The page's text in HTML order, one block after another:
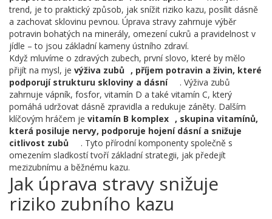
trend, je to praktický způsob, jak snížit riziko kazu, posílit dásně
a zachovat sklovinu pevnou. Úprava stravy zahrnuje výběr
potravin bohatých na minerály, omezení cukrů a pravidelnost v
jídle – to jsou základní kameny ústního zdraví.
Když mluvíme o zdravých zubech, první slovo, které by mělo
přijít na mysl, je výživa zubů , příjem potravin a živin, které
podporují strukturu skloviny a dásní
. Výživa zubů
zahrnuje vápník, fosfor, vitamín D a také vitamín C, který
pomáhá udržovat dásně zpravidla a redukuje záněty. Dalším
klíčovým hráčem je vitamín B komplex , skupina vitamínů,
která posiluje nervy, podporuje hojení dásní a snižuje
citlivost zubů
. Tyto přírodní komponenty společně s
omezením sladkostí tvoří základní strategii, jak předejít
mezizubnímu a běžnému kazu.
Jak úprava stravy snižuje
riziko zubního kazu